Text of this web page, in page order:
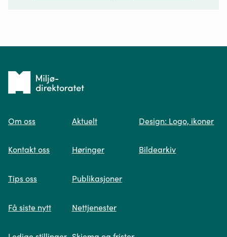
Spør oss
søk og viser deg vår mest relevante
Tilbake
forsiden
Om oss
Kontakt oss
Tips oss
Få siste nytt
Aktuelt
Høringer
Publikasjoner
Nettjenester
Design: Logo, ikoner
Bildearkiv